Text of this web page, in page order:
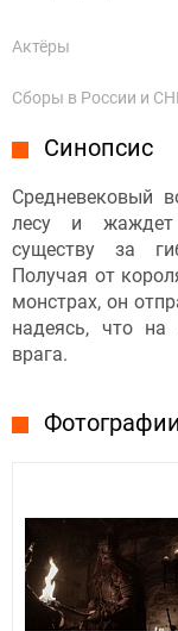
Актёры
Сборы в России и
Синопсис
Средневековый
лесу и жаждет
существу за
Получая от
монстрах, он
надеясь, что на
врага.
Фотографии